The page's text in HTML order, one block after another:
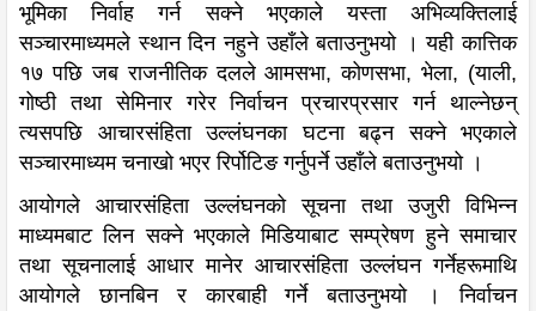
भूमिका निर्वाह गर्न सक्ने भएकाले यस्ता अभिव्यक्तिलाई
सञ्चारमाध्यमले स्थान दिन नहुने उहाँले बताउनुभयो । यही कात्तिक
१७ पछि जब राजनीतिक दलले आमसभा, कोणसभा, भेला, (याली,
गोष्ठी तथा सेमिनार गरेर निर्वाचन प्रचारप्रसार गर्न थाल्नेछन्
त्यसपछि आचारसंहिता उल्लंघनका घटना बढ्न सक्ने भएकाले
सञ्चारमाध्यम चनाखो भएर रिर्पोटिङ गर्नुपर्ने उहाँले बताउनुभयो ।
आयोगले आचारसंहिता उल्लंघनको सूचना तथा उजुरी विभिन्न
माध्यमबाट लिन सक्ने भएकाले मिडियाबाट सम्प्रेषण हुने समाचार
तथा सूचनालाई आधार मानेर आचारसंहिता उल्लंघन गर्नेहरूमाथि
आयोगले छानबिन र कारबाही गर्ने बताउनुभयो । निर्वाचन